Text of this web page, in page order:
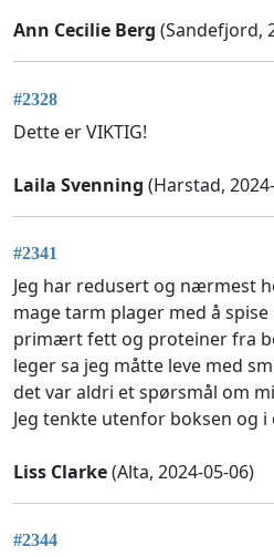
Ann Cecilie Berg (Sandefjord,
#2328
Dette er VIKTIG!
Laila Svenning (Harstad,
#2341
Jeg har redusert og nærmest
mage tarm plager med å
primært fett og proteiner fra
leger sa jeg måtte leve med
det var aldri et spørsmål om
Jeg tenkte utenfor boksen og
Liss Clarke(Alta, 2024-05-06)
#2344